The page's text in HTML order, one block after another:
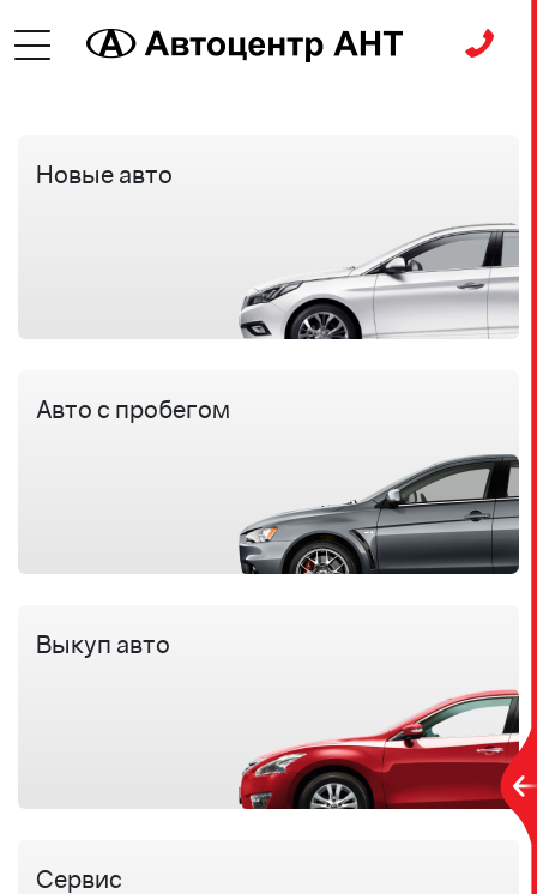
Новые авто
Авто с пробегом
Выкуп авто
Сервис
Особые
условия